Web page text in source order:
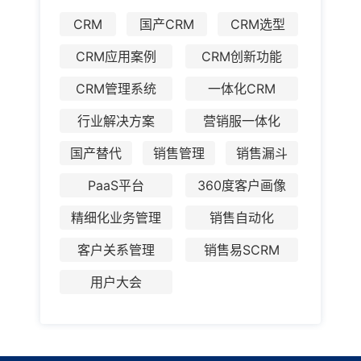
CRM 国产CRM
CRM选型
CRM应用案例
CRM创新功能
CRM管理系统
一体化CRM
行业解决方案
营销服一体化
国产替代
销售管理
销售漏斗
PaaS平台
360度客户画像
精细化业务管理
销售自动化
客户关系管理
销售易SCRM
用户大会